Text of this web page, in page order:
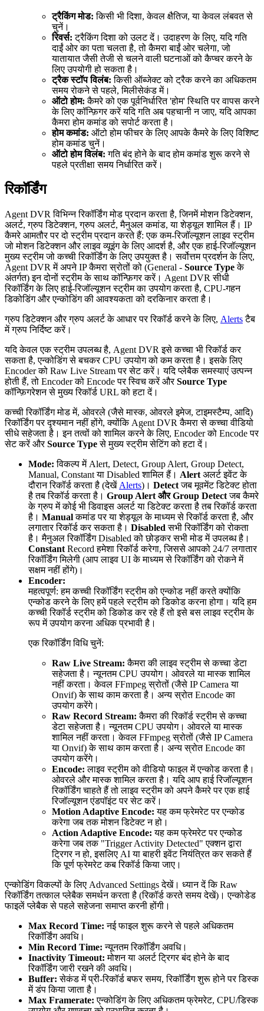
ट्रैकिंग मोड: किसी भी दिशा, केवल क्षैतिज, या केवल लंबवत से
चुनें।
रिवर्स: ट्रैकिंग दिशा को उलट दें। उदाहरण के लिए, यदि गति
दाईं ओर का पता चलता है, तो कैमरा बाईं ओर चलेगा, जो
यातायात जैसी तेजी से चलने वाली घटनाओं को कैप्चर करने के
लिए उपयोगी हो सकता है।
ट्रैक स्टॉप विलंब: किसी ऑब्जेक्ट को ट्रैक करने का अधिकतम
समय रोकने से पहले, मिलीसेकंड में।
ऑटो होम: कैमरे को एक पूर्वनिर्धारित 'होम' स्थिति पर वापस करने
के लिए कॉन्फ़िगर करें यदि गति अब पहचानी न जाए, यदि आपका
कैमरा होम कमांड को सपोर्ट करता है।
होम कमांड: ऑटो होम फीचर के लिए आपके कैमरे के लिए विशिष्ट
होम कमांड चुनें।
ऑटो होम विलंब: गति बंद होने के बाद होम कमांड शुरू करने से
पहले प्रतीक्षा समय निर्धारित करें।
रिकॉर्डिंग
Agent DVR विभिन्न रिकॉर्डिंग मोड प्रदान करता है, जिनमें मोशन डिटेक्शन,
अलर्ट, ग्रुप डिटेक्शन, ग्रुप अलर्ट, मैनुअल कमांड, या शेड्यूल शामिल हैं। IP
कैमरे आमतौर पर दो स्ट्रीम प्रदान करते हैं: एक कम-रिजॉल्यूशन लाइव स्ट्रीम
जो मोशन डिटेक्शन और लाइव व्यूइंग के लिए आदर्श है, और एक हाई-रिजॉल्यूशन
मुख्य स्ट्रीम जो कच्ची रिकॉर्डिंग के लिए उपयुक्त है। सर्वोत्तम प्रदर्शन के लिए,
Agent DVR में अपने IP कैमरा स्रोतों को (General - Source Typeके
अंतर्गत) इन दोनों स्ट्रीम के साथ कॉन्फ़िगर करें। Agent DVR सीधी
रिकॉर्डिंग के लिए हाई-रिजॉल्यूशन स्ट्रीम का उपयोग करता है, CPU-गहन
डिकोडिंग और एन्कोडिंग की आवश्यकता को दरकिनार करता है।
ग्रुप डिटेक्शन और ग्रुप अलर्ट के आधार पर रिकॉर्ड करने के लिए, Alertsटैब
में ग्रुप निर्दिष्ट करें।
यदि केवल एक स्ट्रीम उपलब्ध है, Agent DVR इसे कच्चा भी रिकॉर्ड कर
सकता है, एन्कोडिंग से बचकर CPU उपयोग को कम करता है। इसके लिए
Encoder को Raw Live Stream पर सेट करें। यदि प्लेबैक समस्याएं उत्पन्न
होती हैं, तो Encoder को Encode पर स्विच करें औरSource Type
कॉन्फ़िगरेशन से मुख्य रिकॉर्ड URL को हटा दें।
कच्ची रिकॉर्डिंग मोड में, ओवरले (जैसे मास्क, ओवरले इमेज, टाइमस्टैम्प, आदि)
रिकॉर्डिंग पर दृश्यमान नहीं होंगे, क्योंकि Agent DVR कैमरा से कच्चा वीडियो
सीधे सहेजता है। इन तत्वों को शामिल करने के लिए, Encoder को Encode पर
सेट करें औरSource Typeसे मुख्य स्ट्रीम सेटिंग को हटा दें।
Mode: विकल्प में Alert, Detect, Group Alert, Group Detect,
Manual, Constant या Disabled शामिल हैं। Alert अलर्ट इवेंट के
दौरान रिकॉर्ड करता है (देखें Alerts)। Detectजब मूवमेंट डिटेक्ट होता
है तब रिकॉर्ड करता है। Group Alert और Group Detectजब कैमरे
के ग्रुप में कोई भी डिवाइस अलर्ट या डिटेक्ट करता है तब रिकॉर्ड करता
है। Manualकमांड पर या शेड्यूल के माध्यम से रिकॉर्ड करता है, और
लगातार रिकॉर्ड कर सकता है। Disabled सभी रिकॉर्डिंग को रोकता
है। मैनुअल रिकॉर्डिंग Disabled को छोड़कर सभी मोड में उपलब्ध है।
Constant Record हमेशा रिकॉर्ड करेगा, जिससे आपको 24/7 लगातार
रिकॉर्डिंग मिलेगी (आप लाइव UI के माध्यम से रिकॉर्डिंग को रोकने में
सक्षम नहीं होंगे)।
Encoder:
महत्वपूर्ण: हम कच्ची रिकॉर्डिंग स्ट्रीम को एन्कोड नहीं करते क्योंकि
एन्कोड करने के लिए हमें पहले स्ट्रीम को डिकोड करना होगा। यदि हम
कच्ची रिकॉर्ड स्ट्रीम को डिकोड कर रहे हैं तो इसे बस लाइव स्ट्रीम के
रूप में उपयोग करना अधिक प्रभावी है।
एक रिकॉर्डिंग विधि चुनें:
Raw Live Stream: कैमरा की लाइव स्ट्रीम से कच्चा डेटा
सहेजता है। न्यूनतम CPU उपयोग। ओवरले या मास्क शामिल
नहीं करता। केवल FFmpeg स्रोतों (जैसे IP Camera या
Onvif) के साथ काम करता है। अन्य स्रोत Encode का
उपयोग करेंगे।
Raw Record Stream: कैमरा की रिकॉर्ड स्ट्रीम से कच्चा
डेटा सहेजता है। न्यूनतम CPU उपयोग। ओवरले या मास्क
शामिल नहीं करता। केवल FFmpeg स्रोतों (जैसे IP Camera
या Onvif) के साथ काम करता है। अन्य स्रोत Encode का
उपयोग करेंगे।
Encode: लाइव स्ट्रीम को वीडियो फाइल में एन्कोड करता है।
ओवरले और मास्क शामिल करता है। यदि आप हाई रिजॉल्यूशन
रिकॉर्डिंग चाहते हैं तो लाइव स्ट्रीम को अपने कैमरे पर एक हाई
रिजॉल्यूशन एंडपॉइंट पर सेट करें।
Motion Adaptive Encode: यह कम फ्रेमरेट पर एन्कोड
करेगा जब तक मोशन डिटेक्ट न हो।
Action Adaptive Encode: यह कम फ्रेमरेट पर एन्कोड
करेगा जब तक "Trigger Activity Detected" एक्शन द्वारा
ट्रिगर न हो, इसलिए AI या बाहरी इवेंट नियंत्रित कर सकते हैं
कि पूर्ण फ्रेमरेट कब रिकॉर्ड किया जाए।
एन्कोडिंग विकल्पों के लिए Advanced Settings देखें। ध्यान दें कि Raw
रिकॉर्डिंग तत्काल प्लेबैक समर्थन करता है (रिकॉर्ड करते समय देखें)। एन्कोडेड
फाइलें प्लेबैक से पहले सहेजना समाप्त करनी होंगी।
Max Record Time: नई फाइल शुरू करने से पहले अधिकतम
रिकॉर्डिंग अवधि।
Min Record Time: न्यूनतम रिकॉर्डिंग अवधि।
Inactivity Timeout: मोशन या अलर्ट ट्रिगर बंद होने के बाद
रिकॉर्डिंग जारी रखने की अवधि।
Buffer: सेकंड में प्री-रिकॉर्ड बफर समय, रिकॉर्डिंग शुरू होने पर डिस्क
में डंप किया जाता है।
Max Framerate: एन्कोडिंग के लिए अधिकतम फ्रेमरेट, CPU/डिस्क